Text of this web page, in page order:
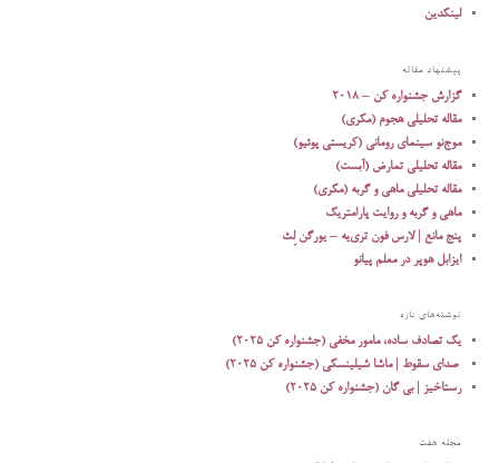
لینکدین
پیشنهاد مقاله
گزارش جشنواره کن – ۲۰۱۸
مقاله تحلیلی هجوم (مکری)
موج‌نو سینمای رومانی (کریستی پوئیو)
مقاله تحلیلی تمارض (آبست)
مقاله تحلیلی ماهی و گربه (مکری)
ماهی و گربه و روایت پارامتریک
پنج مانع | لارس فون تری‌یه – یورگن لِث
ایزابل هوپر در معلم پیانو
نوشته‌های تازه
یک تصادف ساده، مامور مخفی (جشنواره کن ۲۰۲۵)
رستاخیز | بی گان (جشنواره کن ۲۰۲۵)
مجله هفت